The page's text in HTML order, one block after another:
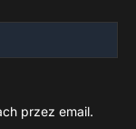
przez email.